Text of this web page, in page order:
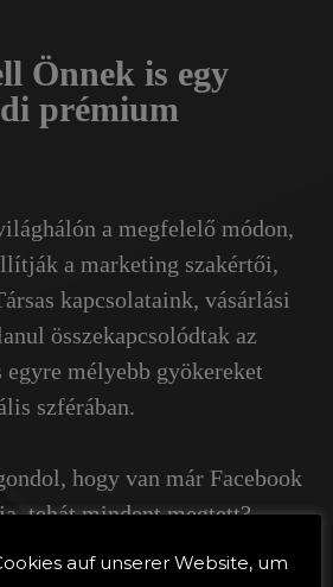
Önnek is egy
prémium
a megfelelő módon,
a marketing szakértői,
kapcsolataink, vásárlási
összekapcsolódtak az
mélyebb gyökereket
szférában.
hogy van már Facebook
tehát mindent megtett?
auf unserer Website, um